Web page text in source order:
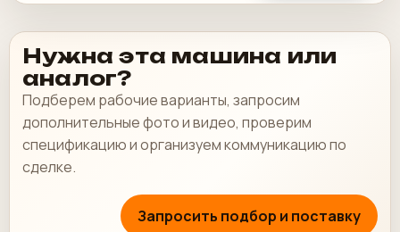
Нужна эта машина или
аналог?
Подберем рабочие варианты, запросим
дополнительные фото и видео, проверим
спецификацию и организуем коммуникацию по
сделке.
Запросить подбор и поставку